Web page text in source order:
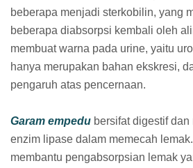
beberapa menjadi sterkobilin, yang
beberapa diabsorpsi kembali oleh
membuat warna pada urine, yaitu
hanya merupakan bahan ekskresi,
pengaruh atas pencernaan.
Garam empedu bersifat digestif
enzim lipase dalam memecah
membantu pengabsorpsian lemak